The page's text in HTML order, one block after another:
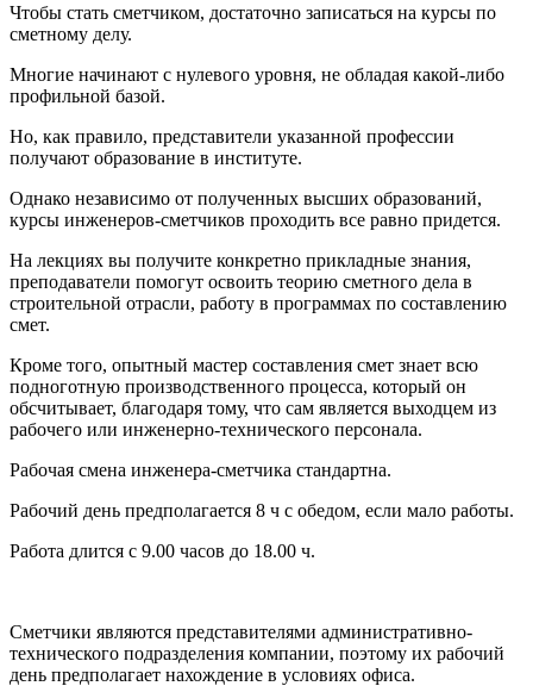
Чтобы стать сметчиком, достаточно записаться на курсы по
сметному делу.
Многие начинают с нулевого уровня, не обладая какой-либо
профильной базой.
Но, как правило, представители указанной профессии
получают образование в институте.
Однако независимо от полученных высших образований,
курсы инженеров-сметчиков проходить все равно придется.
На лекциях вы получите конкретно прикладные знания,
преподаватели помогут освоить теорию сметного дела в
строительной отрасли, работу в программах по составлению
смет.
Кроме того, опытный мастер составления смет знает всю
подноготную производственного процесса, который он
обсчитывает, благодаря тому, что сам является выходцем из
рабочего или инженерно-технического персонала.
Рабочая смена инженера-сметчика стандартна.
Рабочий день предполагается 8 ч с обедом, если мало работы.
Работа длится с 9.00 часов до 18.00 ч.
Сметчики являются представителями административно-
технического подразделения компании, поэтому их рабочий
день предполагает нахождение в условиях офиса.